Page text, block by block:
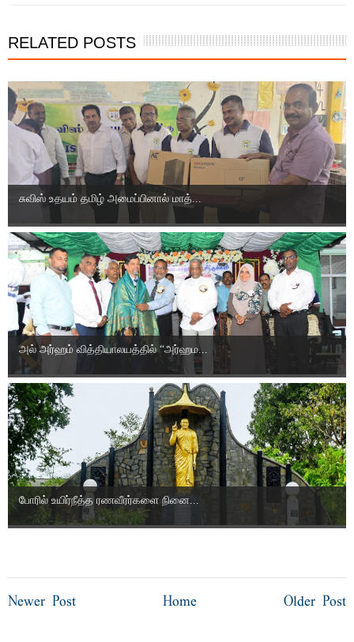
RELATED POSTS
சுவிஸ் உதயம் தமிழ் அமைப்பினால் மாத்...
அல் அர்ஹம் வித்தியாலயத்தில் “அர்ஹம...
போரில் உயிர்நீத்த ரணவீரர்களை நினை...
Newer Post Older Post
Home